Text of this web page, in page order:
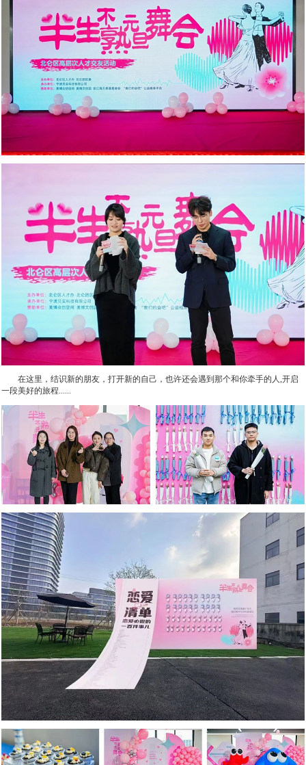
在这里，结识新的朋友，打开新的自己，也许还会遇到那个和你牵手的人,开启
一段美好的旅程......